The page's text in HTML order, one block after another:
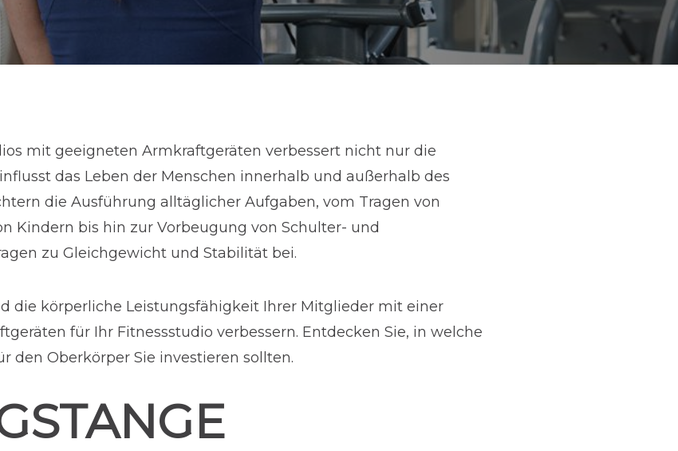
mit geeigneten Armkraftgeräten verbessert nicht nur die
das Leben der Menschen innerhalb und außerhalb des
die Ausführung alltäglicher Aufgaben, vom Tragen von
Kindern bis hin zur Vorbeugung von Schulter- und
zu Gleichgewicht und Stabilität bei.
die körperliche Leistungsfähigkeit Ihrer Mitglieder mit einer
für Ihr Fitnessstudio verbessern. Entdecken Sie, in welche
den Oberkörper Sie investieren sollten.